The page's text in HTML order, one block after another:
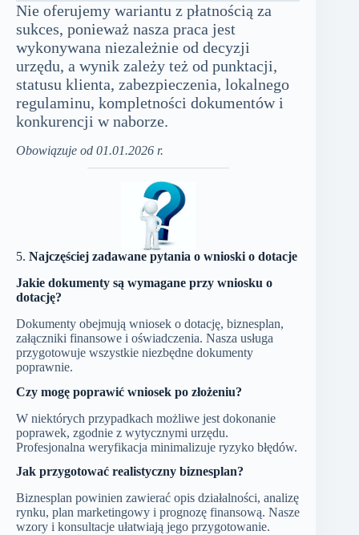
Nie oferujemy wariantu z płatnością za
sukces, ponieważ nasza praca jest
wykonywana niezależnie od decyzji
urzędu, a wynik zależy też od punktacji,
statusu klienta, zabezpieczenia, lokalnego
regulaminu, kompletności dokumentów i
konkurencji w naborze.
Obowiązuje od 01.01.2026 r.
5. Najczęściej zadawane pytania o wnioski o dotacje
Jakie dokumenty są wymagane przy wniosku o
dotację?
Dokumenty obejmują wniosek o dotację, biznesplan,
załączniki finansowe i oświadczenia. Nasza usługa
przygotowuje wszystkie niezbędne dokumenty
poprawnie.
Czy mogę poprawić wniosek po złożeniu?
W niektórych przypadkach możliwe jest dokonanie
poprawek, zgodnie z wytycznymi urzędu.
Profesjonalna weryfikacja minimalizuje ryzyko błędów.
Jak przygotować realistyczny biznesplan?
Biznesplan powinien zawierać opis działalności, analizę
rynku, plan marketingowy i prognozę finansową. Nasze
wzory i konsultacje ułatwiają jego przygotowanie.